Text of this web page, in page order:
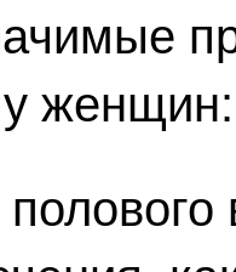
женщин: